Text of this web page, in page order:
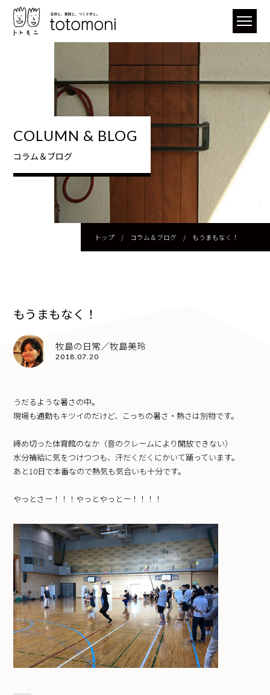
COLUMN & BLOG
コラム＆ブログ
トップ/ コラム＆ブログ / もうまもなく！
もうまもなく！
牧島の日常／牧島美玲
2018.07.20
うだるような暑さの中。
現場も通勤もキツイのだけど、こっちの暑さ・熱さは別物です。
締め切った体育館のなか （音のクレームにより開放できない）
水分補給に気をつけつつも、汗だくだくにかいて踊っています。
あと10日で本番なので熱気も気合いも十分です。
やっとさー！！！やっとやっとー！！！！